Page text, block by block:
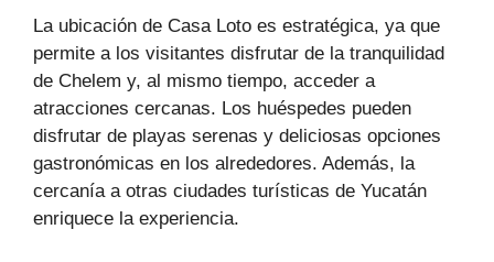
La ubicación de Casa Loto es estratégica, ya que
permite a los visitantes disfrutar de la tranquilidad
de Chelem y, al mismo tiempo, acceder a
atracciones cercanas. Los huéspedes pueden
disfrutar de playas serenas y deliciosas opciones
gastronómicas en los alrededores. Además, la
cercanía a otras ciudades turísticas de Yucatán
enriquece la experiencia.